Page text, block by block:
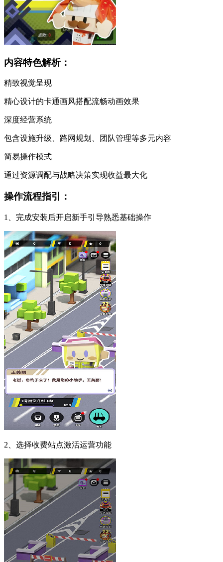
内容特色解析：
精致视觉呈现
精心设计的卡通画风搭配流畅动画效果
深度经营系统
包含设施升级、路网规划、团队管理等多元内容
简易操作模式
通过资源调配与战略决策实现收益最大化
操作流程指引：
1、完成安装后开启新手引导熟悉基础操作
2、选择收费站点激活运营功能